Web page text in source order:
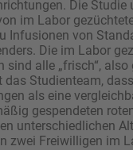
Die Studie
im Labor
Infusionen von
Die im Labor
sind alle „frisch“,
das Studienteam,
als eine
gespendeten
unterschiedlichen
zwei Freiwilligen im